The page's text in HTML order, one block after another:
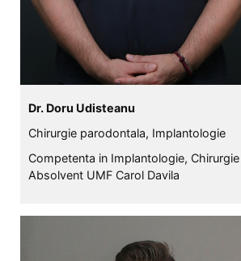
Dr. Doru Udisteanu
Chirurgie parodontala, Implantologie
Competenta in Implantologie, Chirurgie
Absolvent UMF Carol Davila